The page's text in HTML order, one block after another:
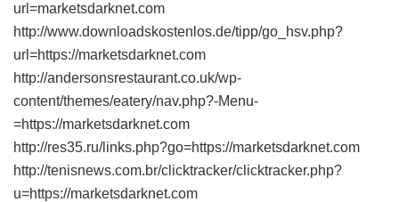
url=marketsdarknet.com
http://www.downloadskostenlos.de/tipp/go_hsv.php?
url=https://marketsdarknet.com
http://andersonsrestaurant.co.uk/wp-
content/themes/eatery/nav.php?-Menu-
=https://marketsdarknet.com
http://res35.ru/links.php?go=https://marketsdarknet.com
http://tenisnews.com.br/clicktracker/clicktracker.php?
u=https://marketsdarknet.com